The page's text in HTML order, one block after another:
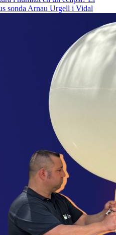
sonda Arnau Urgell i Vidal